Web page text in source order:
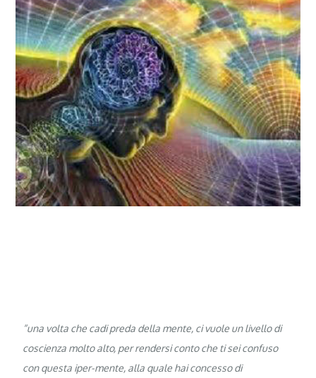
“una volta che cadi preda della mente, ci vuole un livello di
coscienza molto alto, per rendersi conto che ti sei confuso
con questa iper-mente, alla quale hai concesso di